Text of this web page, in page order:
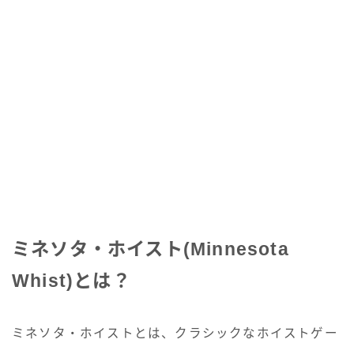
ミネソタ・ホイスト(Minnesota
Whist)とは？
ミネソタ・ホイストとは、クラシックなホイストゲー